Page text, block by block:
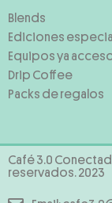
Blends
Ediciones
Equipos ya
Drip Coffee
Packs de regalos
Café 3.0
reservados. 2023